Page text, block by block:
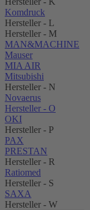
Komdruck
Hersteller - L
Hersteller - M
MAN&MACHINE
Mauser
MIA AIR
Mitsubishi
Hersteller - N
Novaerus
Hersteller - O
OKI
Hersteller - P
PAX
PRESTAN
Hersteller - R
Ratiomed
Hersteller - S
SAXA
Hersteller - W